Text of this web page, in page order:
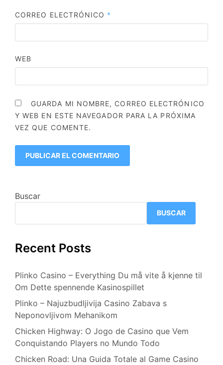
CORREO ELECTRÓNICO *
WEB
GUARDA MI NOMBRE, CORREO ELECTRÓNICO
Y WEB EN ESTE NAVEGADOR PARA LA PRÓXIMA
VEZ QUE COMENTE.
Buscar
BUSCAR
Recent Posts
Plinko Casino – Everything Du må vite å kjenne til
Om Dette spennende Kasinospillet
Plinko – Najuzbudljivija Casino Zabava s
Neponovljivom Mehanikom
Chicken Highway: O Jogo de Casino que Vem
Conquistando Players no Mundo Todo
Chicken Road: Una Guida Totale al Game Casino